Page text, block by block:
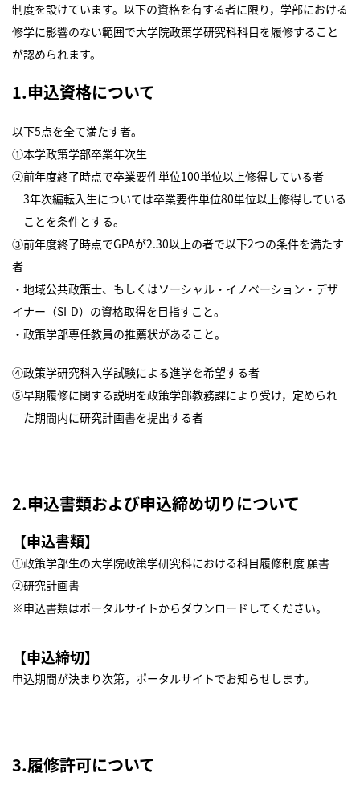
制度を設けています。以下の資格を有する者に限り，学部における
修学に影響のない範囲で大学院政策学研究科科目を履修すること
が認められます。
1.申込資格について
以下5点を全て満たす者。
①本学政策学部卒業年次生
②前年度終了時点で卒業要件単位100単位以上修得している者
3年次編転入生については卒業要件単位80単位以上修得している
ことを条件とする。
③前年度終了時点でGPAが2.30以上の者で以下2つの条件を満たす
者
・地域公共政策士、もしくはソーシャル・イノベーション・デザ
イナー（SI-D）の資格取得を目指すこと。
・政策学部専任教員の推薦状があること。
④政策学研究科入学試験による進学を希望する者
⑤早期履修に関する説明を政策学部教務課により受け，定められ
た期間内に研究計画書を提出する者
2.申込書類および申込締め切りについて
【申込書類】
①政策学部生の大学院政策学研究科における科目履修制度 願書
②研究計画書
※申込書類はポータルサイトからダウンロードしてください。
【申込締切】
申込期間が決まり次第，ポータルサイトでお知らせします。
3.履修許可について